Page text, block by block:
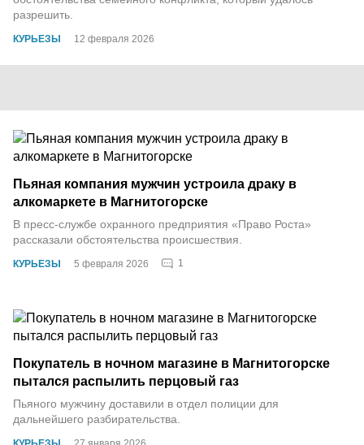
КУРЬЕЗЫ 12 февраля 2026
разрешить.
КУРЬЕЗЫ 5 февраля 2026 1
Пьяная компания мужчин устроила драку в
алкомаркете в Магнитогорске
В пресс-службе охранного предприятия «Право Роста»
рассказали обстоятельства происшествия.
Покупатель в ночном магазине в Магнитогорске
пытался распылить перцовый газ
Пьяного мужчину доставили в отдел полиции для
дальнейшего разбирательства.